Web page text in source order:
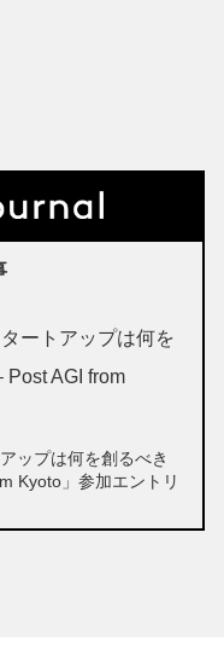
ップは何を創るべき
Kyoto」参加エントリ